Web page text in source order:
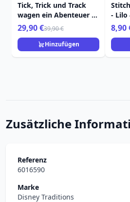
Tick, Trick und Track
wagen ein Abenteuer –
Disney Village
29,90 €39,90 €
Hinzufügen
- Lilo
8,90
Zusätzliche
Referenz
6016590
Marke
Disney Traditions